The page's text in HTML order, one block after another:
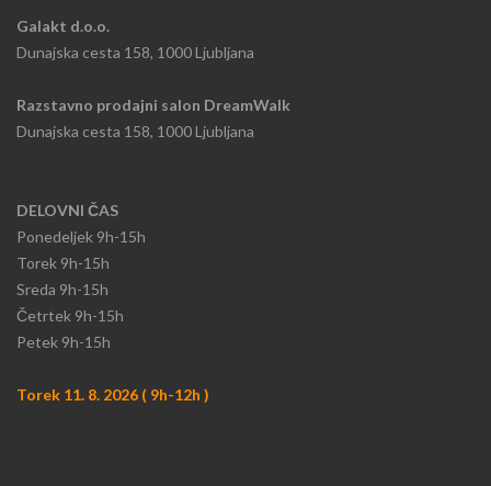
Galakt d.o.o.
Dunajska cesta 158, 1000 Ljubljana
Razstavno prodajni salon DreamWalk
Dunajska cesta 158, 1000 Ljubljana
DELOVNI ČAS
Ponedeljek 9h-15h​
Torek 9h-15h​
Sreda 9h-15h
​Četrtek 9h-15h
Petek 9h-15h
Torek 11. 8. 2026 ( 9h-12h )